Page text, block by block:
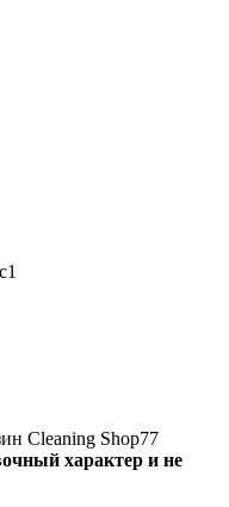
Cleaning Shop77
характер и не